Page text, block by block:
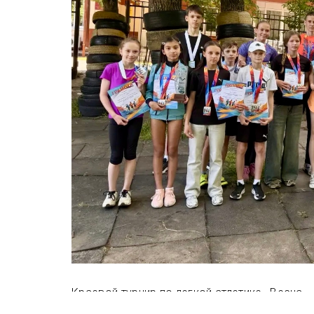
Краевой турнир по легкой атлетике «Весна»